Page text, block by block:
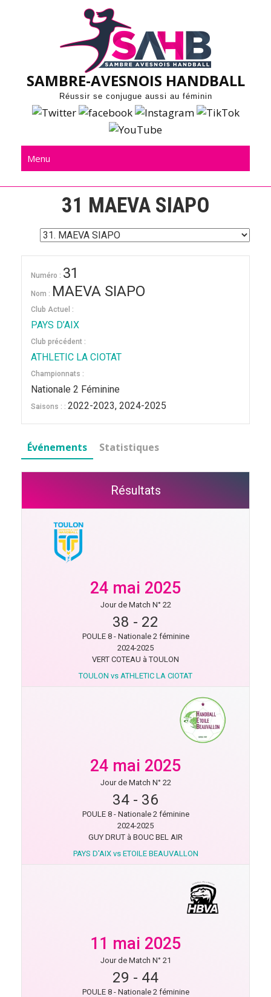
SAMBRE-AVESNOIS HANDBALL
Réussir se conjugue aussi au féminin
Menu
31 MAEVA SIAPO
Numéro : 31
Nom : MAEVA SIAPO
Club Actuel :
PAYS D’AIX
Club précédent :
ATHLETIC LA CIOTAT
Championnats :
Nationale 2 Féminine
Saisons : : 2022-2023, 2024-2025
Événements Statistiques
Résultats
24 mai 2025
Jour de Match N° 22
38 - 22
POULE 8 - Nationale 2 féminine
2024-2025
VERT COTEAU à TOULON
TOULON vs ATHLETIC LA CIOTAT
24 mai 2025
Jour de Match N° 22
34 - 36
POULE 8 - Nationale 2 féminine
2024-2025
GUY DRUT à BOUC BEL AIR
PAYS D'AIX vs ETOILE BEAUVALLON
11 mai 2025
Jour de Match N° 21
29 - 44
POULE 8 - Nationale 2 féminine